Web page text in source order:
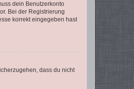
dein Benutzerkonto
Bei der Registrierung
korrekt eingegeben hast
dass du nicht